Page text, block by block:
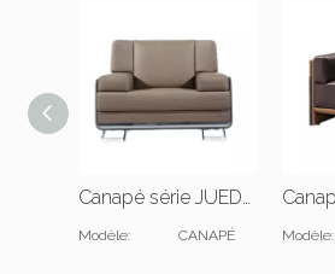
Canapé série JUEDU SOFA |W2205*D860*H850(mm) |W1135*D860*H850(mm)
Modèle: CANAPÉ Modèle: